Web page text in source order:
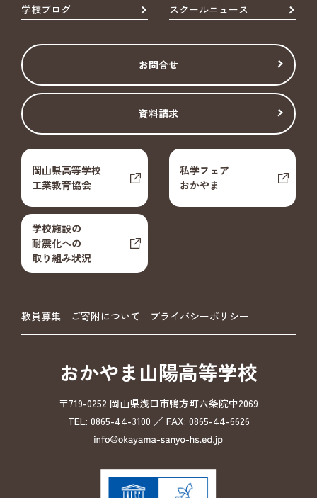
学校ブログ スクールニュース
お問合せ
資料請求
岡山県高等学校
工業教育協会
私学フェア
おかやま
学校施設の
耐震化への
取り組み状況
教員募集 ご寄附について プライバシーポリシー
おかやま山陽高等学校
〒719-0252 岡山県浅口市鴨方町六条院中2069
TEL: 0865-44-3100 ／ FAX: 0865-44-6626